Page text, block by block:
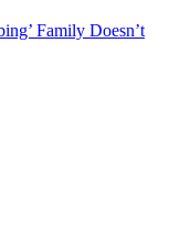
Family Doesn’t